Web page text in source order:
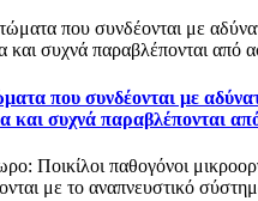
που συνδέονται με
και συχνά παραβλέπονται
Ποικίλοι παθογόνοι
με το αναπνευστικό